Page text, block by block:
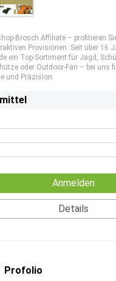
Brosch Affiliate – profitieren
Provisionen. Seit über 16
ein Top-Sortiment für Jagd,
oder Outdoor-Fan – bei uns
und Präzision.
Anmelden
Details
Profolio